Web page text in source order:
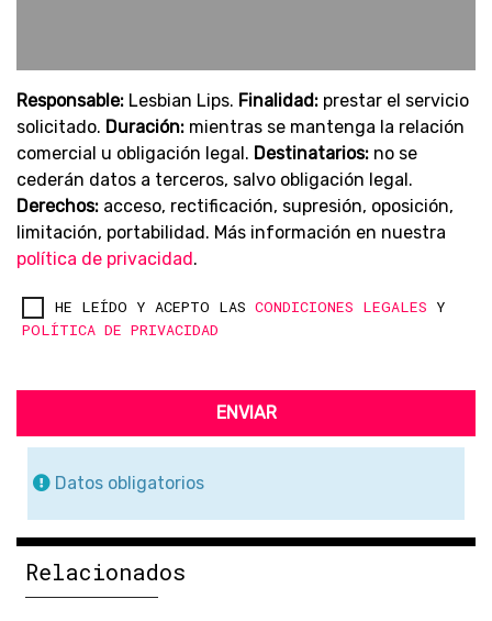
Responsable: Lesbian Lips. Finalidad: prestar el servicio
solicitado. Duración: mientras se mantenga la relación
comercial u obligación legal. Destinatarios: no se
cederán datos a terceros, salvo obligación legal.
Derechos: acceso, rectificación, supresión, oposición,
limitación, portabilidad. Más información en nuestra
política de privacidad.
HE LEÍDO Y ACEPTO LAS CONDICIONES LEGALES Y
POLÍTICA DE PRIVACIDAD
ENVIAR
Datos obligatorios
Relacionados